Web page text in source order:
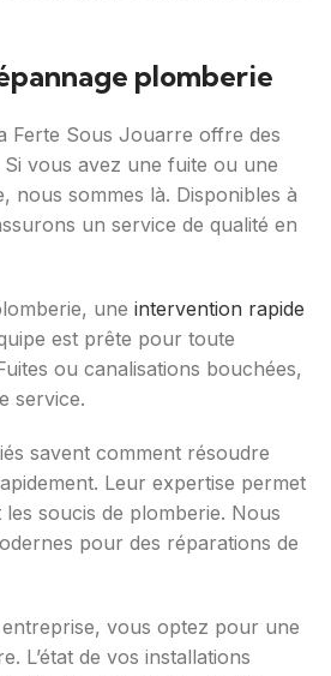
plomberie
Ferte Sous Jouarre offre des
Si vous avez une fuite ou une
nous sommes là. Disponibles à
un service de qualité en
une intervention rapide
est prête pour toute
ou canalisations bouchées,
service.
savent comment résoudre
Leur expertise permet
soucis de plomberie. Nous
pour des réparations de
vous optez pour une
L’état de vos installations